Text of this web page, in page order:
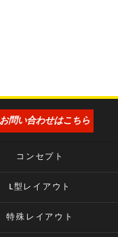
お問い合わせはこちら
コンセプト
L型レイアウト
特殊レイアウト